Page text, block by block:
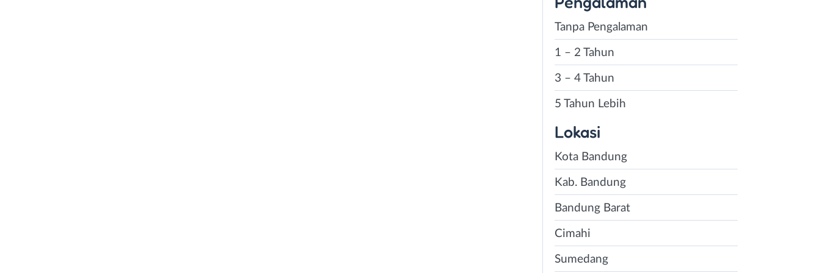
Tanpa Pengalaman
1 – 2 Tahun
3 – 4 Tahun
5 Tahun Lebih
Lokasi
Kota Bandung
Kab. Bandung
Bandung Barat
Cimahi
Sumedang